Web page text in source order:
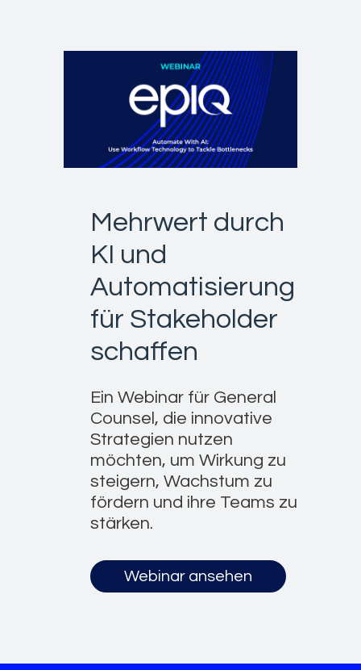
Mehrwert durch
KI und
Automatisierung
für Stakeholder
schaffen
Ein Webinar für General
Counsel, die innovative
Strategien nutzen
möchten, um Wirkung zu
steigern, Wachstum zu
fördern und ihre Teams zu
stärken.
Webinar ansehen